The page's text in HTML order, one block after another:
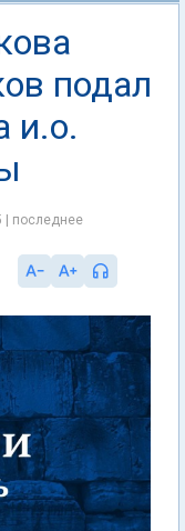
подал
и.о.
| последнее